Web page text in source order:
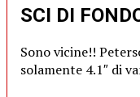
SCI DI
Sono vicine!!
solamente 4.1″ di